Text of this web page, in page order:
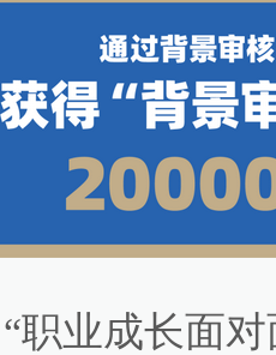
“职业成长面